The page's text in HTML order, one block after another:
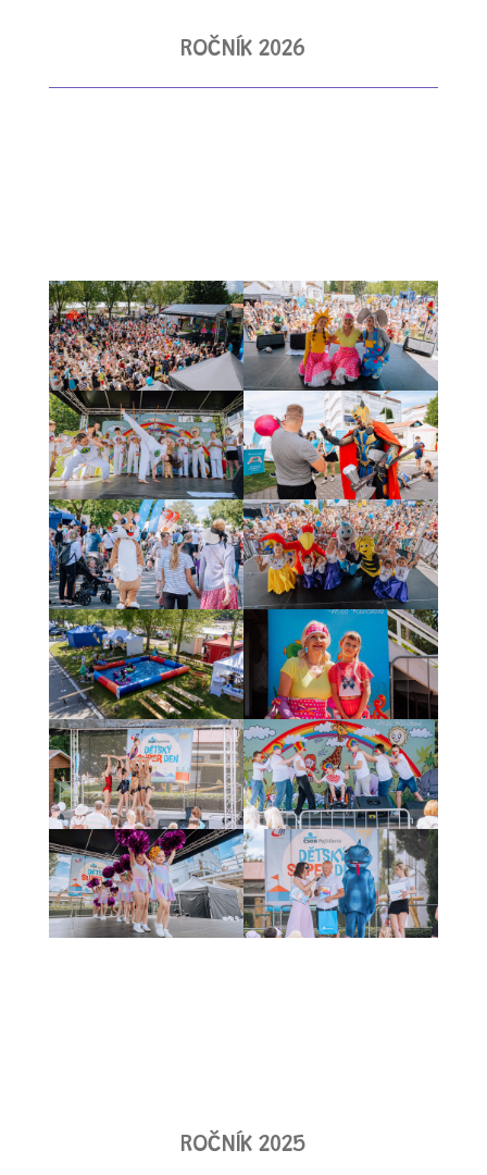
ROČNÍK 2026
ROČNÍK 2025